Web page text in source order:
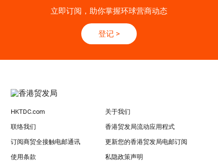
立即订阅，助你掌握环球营商动态
登记 >
HKTDC.com 关于我们
联络我们 香港贸发局流动应用程式
订阅商贸全接触电邮通讯 更新您的香港贸发局电邮订阅
使用条款 私隐政策声明